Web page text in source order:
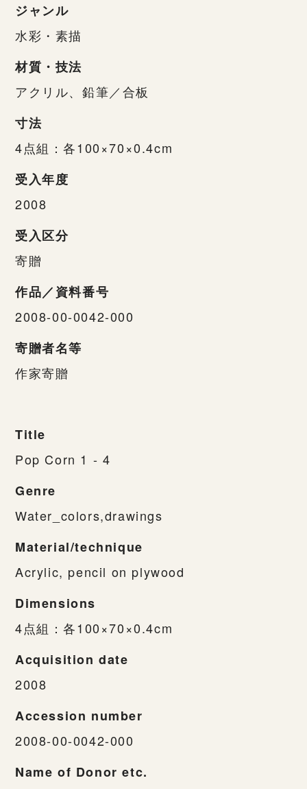
ジャンル
水彩・素描
材質・技法
アクリル、鉛筆／合板
寸法
4点組：各100×70×0.4cm
受入年度
2008
受入区分
寄贈
作品／資料番号
2008-00-0042-000
寄贈者名等
作家寄贈
Title
Pop Corn 1 - 4
Genre
Water_colors,drawings
Material/technique
Acrylic, pencil on plywood
Dimensions
4点組：各100×70×0.4cm
Acquisition date
2008
Accession number
2008-00-0042-000
Name of Donor etc.